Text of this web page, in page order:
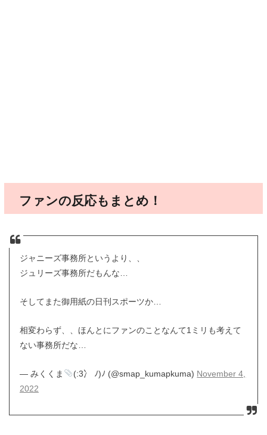
ファンの反応もまとめ！
ジャニーズ事務所というより、、
ジュリーズ事務所だもんな…
そしてまた御用紙の日刊スポーツか…
相変わらず、、ほんとにファンのことなんて1ミリも考えて
ない事務所だな…
— みくくま (:3冫 ﾉ)ﾉ (@smap_kumapkuma) November 4,
2022